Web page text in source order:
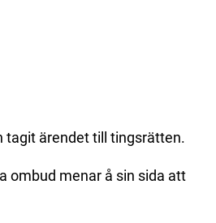
tagit ärendet till tingsrätten.
ombud menar å sin sida att